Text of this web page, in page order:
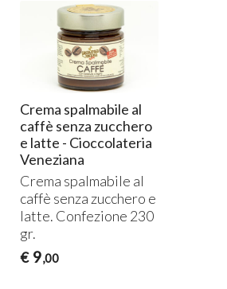
Crema spalmabile al
caffè senza zucchero
e latte - Cioccolateria
Veneziana
Crema spalmabile al
caffè senza zucchero e
latte. Confezione 230
gr.
€ 9,00